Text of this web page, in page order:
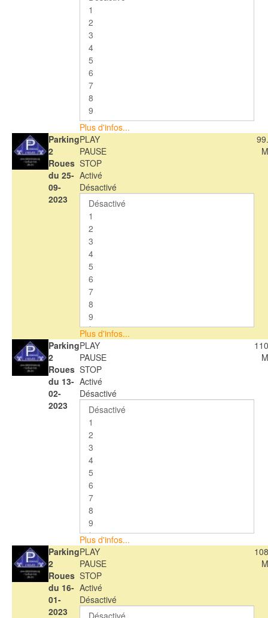
Plus d'infos...
Parking
2
Roues
du 25-
09-
2023
PLAY
PAUSE
STOP
Activé
Désactivé
Plus d'infos...
Parking
2
Roues
du 13-
02-
2023
PLAY
PAUSE
STOP
Activé
Désactivé
Plus d'infos...
Parking
2
Roues
du 16-
01-
2023
PLAY
PAUSE
STOP
Activé
Désactivé